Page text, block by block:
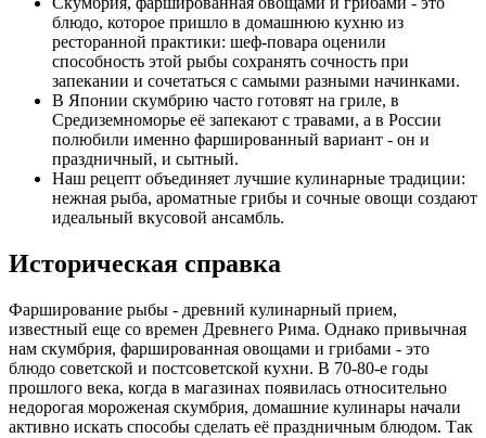
блюдо, которое пришло в домашнюю кухню из
ресторанной практики: шеф-повара оценили
способность этой рыбы сохранять сочность при
запекании и сочетаться с самыми разными начинками.
В Японии скумбрию часто готовят на гриле, в
Средиземноморье её запекают с травами, а в России
полюбили именно фаршированный вариант - он и
праздничный, и сытный.
Наш рецепт объединяет лучшие кулинарные традиции:
нежная рыба, ароматные грибы и сочные овощи создают
идеальный вкусовой ансамбль.
Историческая справка
Фарширование рыбы - древний кулинарный прием,
известный еще со времен Древнего Рима. Однако привычная
нам скумбрия, фаршированная овощами и грибами - это
блюдо советской и постсоветской кухни. В 70-80-е годы
прошлого века, когда в магазинах появилась относительно
недорогая мороженая скумбрия, домашние кулинары начали
активно искать способы сделать её праздничным блюдом. Так